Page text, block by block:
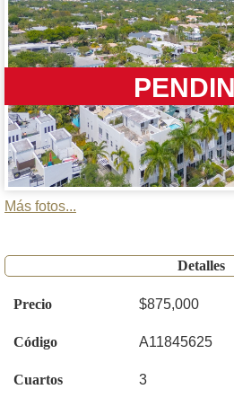
Más fotos...
Detalles
Precio $875,000
Código A11845625
Cuartos 3